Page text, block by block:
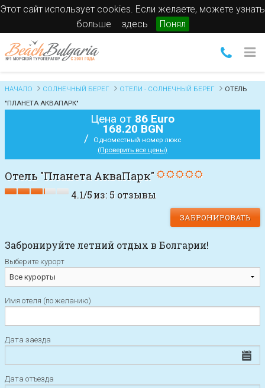
Этот сайт использует cookies. Если желаете, можете узнать
больше
здесь Понял
НАЧАЛО СОЛНЕЧНЫЙ БЕРЕГ ОТЕЛИ - СОЛНЕЧНЫЙ БЕРЕГ
ОТЕЛЬ
"ПЛАНЕТА АКВАПАРК"
Цена от 86 Euro
168.20 BGN
/
Одноместный номер люкс
(Проверить все цены)
Отель "Планета АкваПарк"
4.1/5из:5 отзывы
ЗАБРОНИРОВАТЬ
Забронируйте летний отдых в Болгарии!
Выберите курорт
Имя отеля (по желанию)
Дата заезда
Дата отъезда